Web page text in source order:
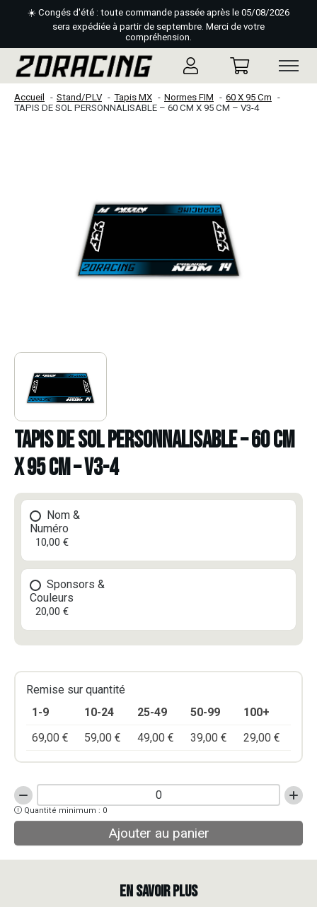
☀️ Congés d'été : toute commande passée après le 05/08/2026
sera expédiée à partir de septembre. Merci de votre
compréhension.
Accueil Stand/PLV Tapis MX Normes FIM
60 X 95 Cm
TAPIS DE SOL PERSONNALISABLE – 60 CM X 95 CM – V3-4
TAPIS DE SOL PERSONNALISABLE – 60 CM
X 95 CM – V3-4
Nom &
Numéro
10,00 €
Sponsors &
Couleurs
20,00 €
Remise sur quantité
1-9
10-24 25-49 50-99
100+
69,00 € 59,00 € 49,00 € 39,00 € 29,00 €
quantité
de
TAPIS
DE
Quantité minimum : 0
Ajouter au panier
EN SAVOIR PLUS